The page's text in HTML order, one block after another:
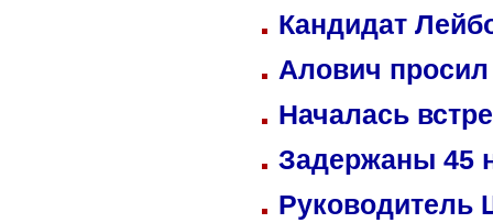
Кандидат
Алович просил
Началась
Задержаны 45
Руководитель